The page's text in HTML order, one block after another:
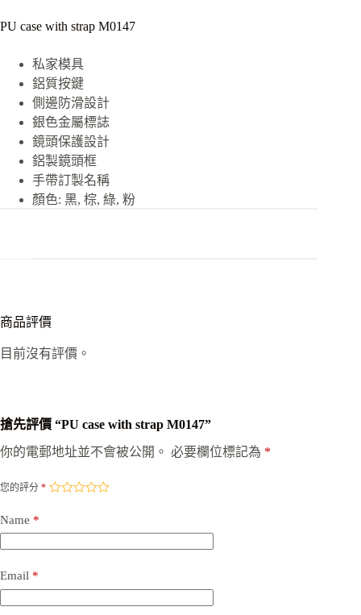
PU case with strap M0147
私家模具
鋁質按鍵
側邊防滑設計
銀色金屬標誌
鏡頭保護設計
鋁製鏡頭框
手帶訂製名稱
顏色: 黑, 棕, 綠, 粉
商品評價
目前沒有評價。
搶先評價 “PU case with strap M0147”
你的電郵地址並不會被公開。 必要欄位標記為 *
您的評分 *
Name *
Email *